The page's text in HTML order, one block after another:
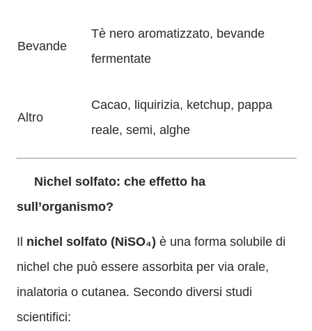
Bevande
Tè nero aromatizzato, bevande
fermentate
Altro
Cacao, liquirizia, ketchup, pappa
reale, semi, alghe
Nichel solfato: che effetto ha
sull’organismo?
Il nichel solfato (NiSO₄) è una forma solubile di
nichel che può essere assorbita per via orale,
inalatoria o cutanea. Secondo diversi studi
scientifici: